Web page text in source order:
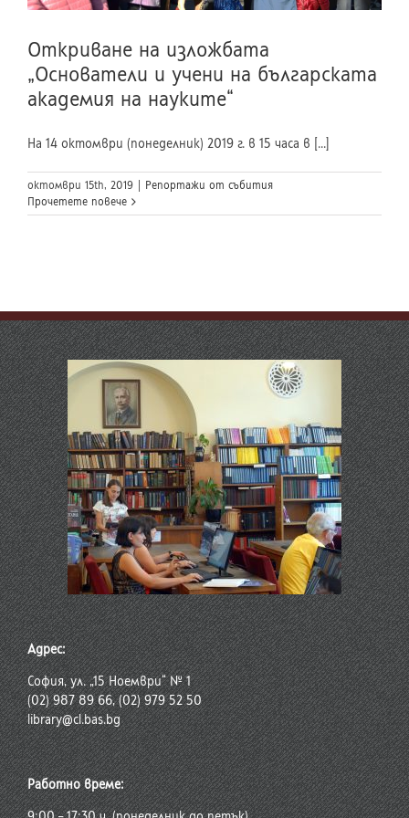
Откриване на изложбата
„Основатели и учени на българската
академия на науките“
На 14 октомври (понеделник) 2019 г. в 15 часа в [...]
октомври 15th, 2019
Репортажи от събития
Прочетете повече
Адрес:
София, ул. „15 Ноември“ № 1
(02) 987 89 66, (02) 979 52 50
library@cl.bas.bg
Работно време: